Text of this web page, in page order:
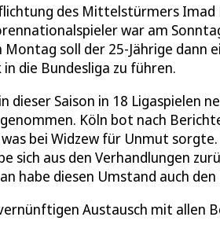
des Mittelstürmers Imad
war am
Montag soll der 25-Jährige
die Bundesliga zu führen.
dieser Saison in 18 Ligaspielen
Köln bot nach
bei Widzew für Unmut
sich aus den Verhandlungen
habe diesen Umstand auch
Austausch mit allen